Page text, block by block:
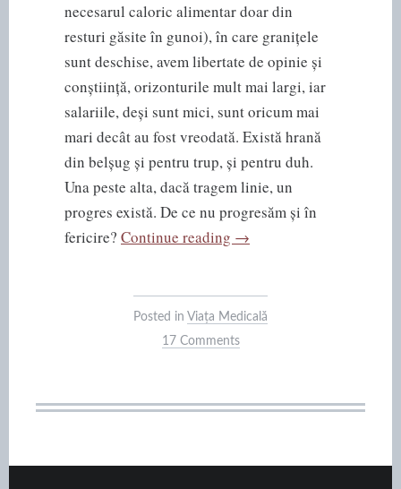
necesarul caloric alimentar doar din
resturi găsite în gunoi), în care granițele
sunt deschise, avem libertate de opinie și
conștiință, orizonturile mult mai largi, iar
salariile, deși sunt mici, sunt oricum mai
mari decât au fost vreodată. Există hrană
din belșug și pentru trup, și pentru duh.
Una peste alta, dacă tragem linie, un
progres există. De ce nu progresăm și în
fericire? Continue reading “Nefericirea
→
Posted in Viața Medicală
17 Comments